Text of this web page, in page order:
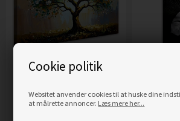
Cookie politik
Websitet anvender cookies til at huske dine
at målrette annoncer. Læs mere her...
LÆRRED PRINT, LIVETS
Pris269,00DKK